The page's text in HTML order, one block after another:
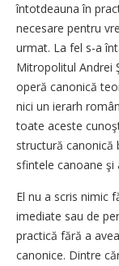
întotdeauna în
necesare pentru
urmat. La fel s-a
Mitropolitul Andrei
operă canonică
nici un ierarh
toate aceste
structură canonică
sfintele canoane
El nu a scris nimic
imediate sau de
practică fără a
canonice. Dintre